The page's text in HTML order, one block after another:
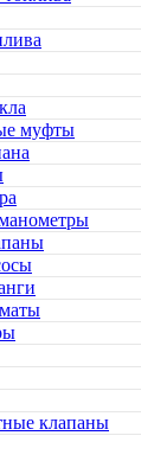
муфты
клапаны